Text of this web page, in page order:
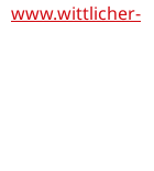
www.wittlicher-